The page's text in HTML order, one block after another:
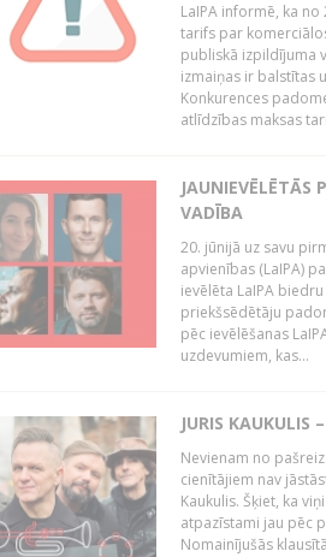
LaIPA informē, ka
tarifs par
publiskā izpildījuma
izmaiņas ir balstītas
Konkurences
atlīdzības maksas
JAUNIEVĒLĒTĀS
VADĪBA
20. jūnijā uz savu
apvienības (LaIPA)
ievēlēta LaIPA
priekšsēdētāju
pēc ievēlēšanas
uzdevumiem, kas...
JURIS KAUKULIS
Nevienam no
cienītājiem nav
Kaukulis. Šķiet, ka
atpazīstami jau pēc
Nomainījušās